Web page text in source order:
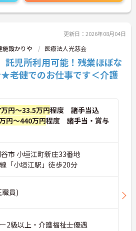
更新日：2026年08月04日
施設かりや 医療法人光慈会
託児所利用可能！残業ほぼな
老健でのお仕事です＜介護
円～33.5万円程度 諸手当込
円～440万円程度 諸手当・賞与
市 小垣江町新庄33番地
「小垣江駅」徒歩20分
員)
2級以上・介護福祉士優遇